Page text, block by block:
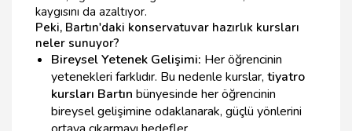
kaygısını da azaltıyor.
Peki, Bartın'daki konservatuvar hazırlık kursları
neler sunuyor?
Bireysel Yetenek Gelişimi: Her öğrencinin
yetenekleri farklıdır. Bu nedenle kurslar, tiyatro
kursları Bartın bünyesinde her öğrencinin
bireysel gelişimine odaklanarak, güçlü yönlerini